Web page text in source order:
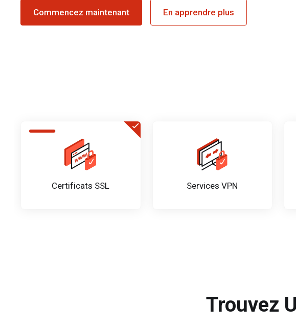
Certificats SSL Services VPN
Trouvez